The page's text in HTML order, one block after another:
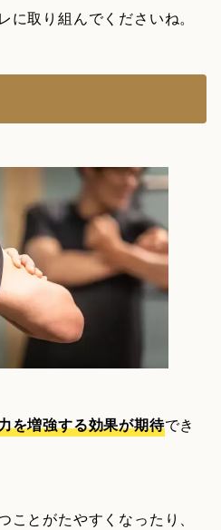
取り組んでくださいね。
を増強する効果が期待でき
とがたやすくなったり、